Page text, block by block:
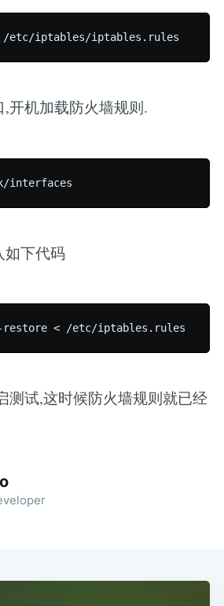
/etc/i
开机加载防火墙规则.
如下代码
< /etc/i
测试,这时候防火墙规则就已经